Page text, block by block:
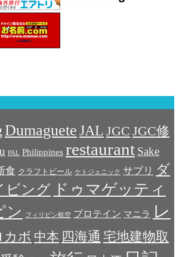
DumagueteJAL JGC JGC修
PAL Philippines restaurant Sake
食 クラフトビール ケトジェニック サプリ ダ
ビング ドゥマゲッティ
ン フィリピン航空 プロテイン マニラ レ
カボ 中本 四海通 宅地建物取